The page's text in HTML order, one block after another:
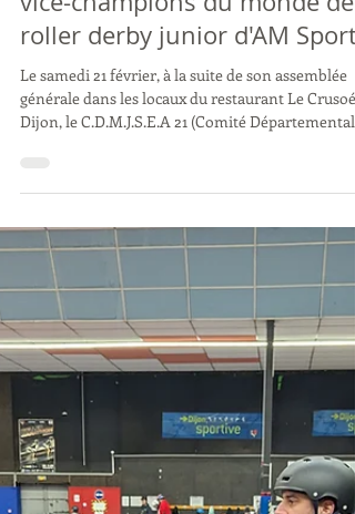
Nouvelle récompense pour les
vice-champions du monde de
roller derby junior d'AM Sports
Le samedi 21 février, à la suite de son assemblée
générale dans les locaux du restaurant Le Crusoé
Dijon, le C.D.M.J.S.E.A 21 (Comité Départemental
des Médailles de la Jeunesse, des Sports et de
l'Engagement Associatif de Côte d'Or) a souhaité
mettre en avant le club AM Sports avec sa section
Roller Derby et distinguer ses jeunes athlètes vice-